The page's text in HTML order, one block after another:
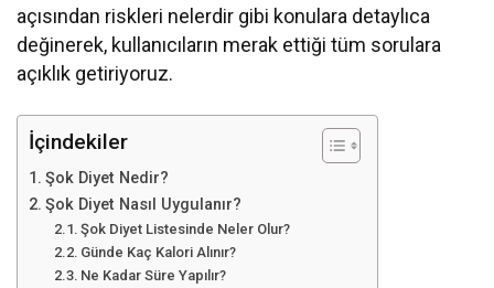
açısından riskleri nelerdir gibi konulara detaylıca
değinerek, kullanıcıların merak ettiği tüm sorulara
açıklık getiriyoruz.
İçindekiler
Şok Diyet Nedir?
Şok Diyet Nasıl Uygulanır?
Şok Diyet Listesinde Neler Olur?
Günde Kaç Kalori Alınır?
Ne Kadar Süre Yapılır?